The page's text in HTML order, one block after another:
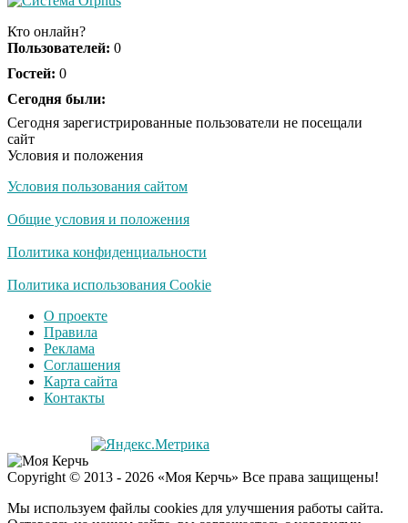
Кто онлайн?
Пользователей: 0
Гостей: 0
Сегодня были:
Сегодня зарегистрированные пользователи не посещали
сайт
Условия и положения
Условия пользования сайтом
Общие условия и положения
Политика конфиденциальности
Политика использования Cookie
О проекте
Правила
Реклама
Соглашения
Карта сайта
Контакты
Copyright © 2013 - 2026 «Моя Керчь» Все права защищены!
Мы используем файлы cookies для улучшения работы сайта.